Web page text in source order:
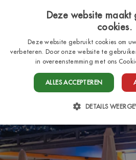
Deze website maakt
cookies.
Deze website gebruikt cookies om
verbeteren. Door onze website te
in overeenstemming met ons
ALLES ACCEPTEREN
DETAILS